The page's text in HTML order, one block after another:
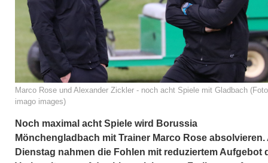
Marco Rose und Alexander Zickler - noch acht Spiele mit Gladbach
imago images)
Noch maximal acht Spiele wird Borussia
Mönchengladbach mit Trainer Marco Rose absolvieren.
Dienstag nahmen die Fohlen mit reduziertem Aufgebot